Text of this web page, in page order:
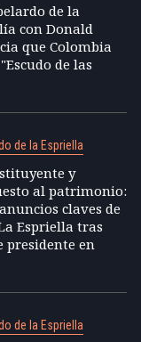
de la
con Donald
que Colombia
de las
de la Espriella
y
al patrimonio:
claves de
Espriella tras
en
de la Espriella